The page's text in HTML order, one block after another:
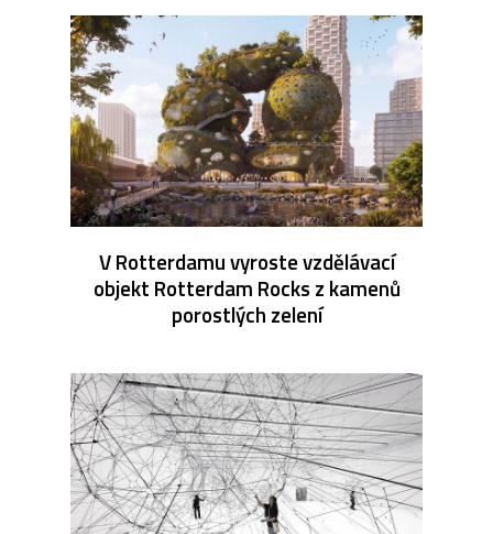
V Rotterdamu vyroste vzdělávací
objekt Rotterdam Rocks z kamenů
porostlých zelení